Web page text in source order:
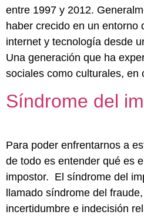
entre 1997 y 2012.
haber crecido en un entorno
internet y tecnología desde
Una generación que ha
sociales como culturales,
Síndrome del
Para poder enfrentarnos a
de todo es entender qué es
impostor. El síndrome del
llamado síndrome del
incertidumbre e indecisión